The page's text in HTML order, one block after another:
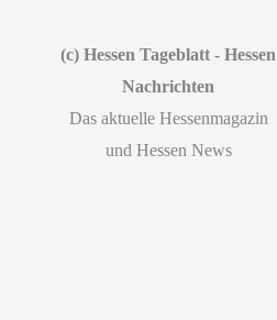
(c) Hessen Tageblatt - Hessen
Nachrichten
Das aktuelle Hessenmagazin
und Hessen News